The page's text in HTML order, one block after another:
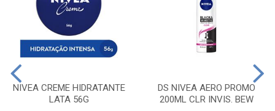
NIVEA CREME HIDRATANTE
LATA 56G
DS NIVEA AERO PROMO
200ML CLR INVIS. BEW